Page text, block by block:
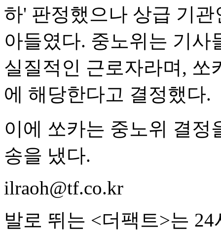
하' 판정했으나 상급 기
아들였다. 중노위는 기사
실질적인 근로자라며, 쏘
에 해당한다고 결정했다.
이에 쏘카는 중노위 결
송을 냈다.
ilraoh@tf.co.kr
발로 뛰는 <더팩트>는